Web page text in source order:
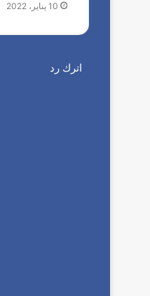
10 يناير، 2022
اترك رد